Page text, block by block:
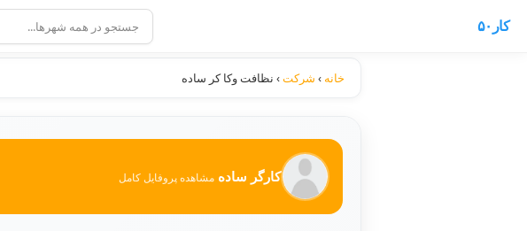
کار۵۰
خانه › شرکت› نظافت وکا کر ساده
کارگر ساده مشاهده پروفایل کامل